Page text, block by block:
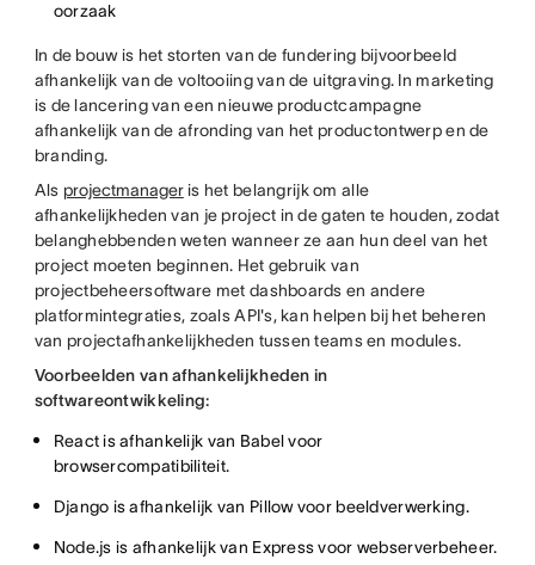
oorzaak
In de bouw is het storten van de fundering bijvoorbeeld
afhankelijk van de voltooiing van de uitgraving. In marketing
is de lancering van een nieuwe productcampagne
afhankelijk van de afronding van het productontwerp en de
branding.
Als projectmanageris het belangrijk om alle
afhankelijkheden van je project in de gaten te houden, zodat
belanghebbenden weten wanneer ze aan hun deel van het
project moeten beginnen. Het gebruik van
projectbeheersoftware met dashboards en andere
platformintegraties, zoals API's, kan helpen bij het beheren
van projectafhankelijkheden tussen teams en modules.
Voorbeelden van afhankelijkheden in
softwareontwikkeling:
React is afhankelijk van Babel voor
browsercompatibiliteit.
Django is afhankelijk van Pillow voor beeldverwerking.
Node.js is afhankelijk van Express voor webserverbeheer.